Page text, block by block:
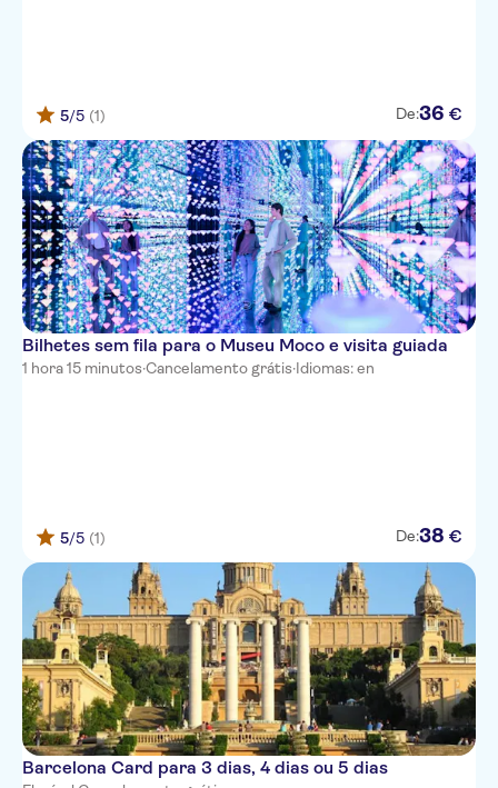
5/5 (1) De:36 €
Bilhetes sem fila para o Museu Moco e visita guiada
1 hora 15 minutos·Cancelamento grátis·Idiomas: en
5/5 (1) De:38 €
Barcelona Card para 3 dias, 4 dias ou 5 dias